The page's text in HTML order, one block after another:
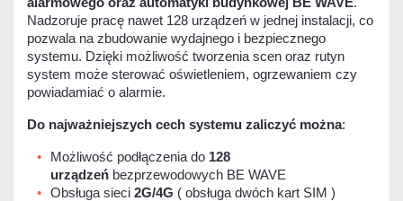
Nadzoruje pracę nawet 128 urządzeń w jednej instalacji, co
pozwala na zbudowanie wydajnego i bezpiecznego
systemu. Dzięki możliwość tworzenia scen oraz rutyn
system może sterować oświetleniem, ogrzewaniem czy
powiadamiać o alarmie.
Do najważniejszych cech systemu zaliczyć można:
Możliwość podłączenia do 128
urządzeń bezprzewodowych BE WAVE
Obsługa sieci 2G/4G ( obsługa dwóch kart SIM )